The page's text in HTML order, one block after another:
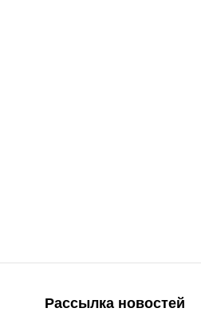
Рассылка новостей